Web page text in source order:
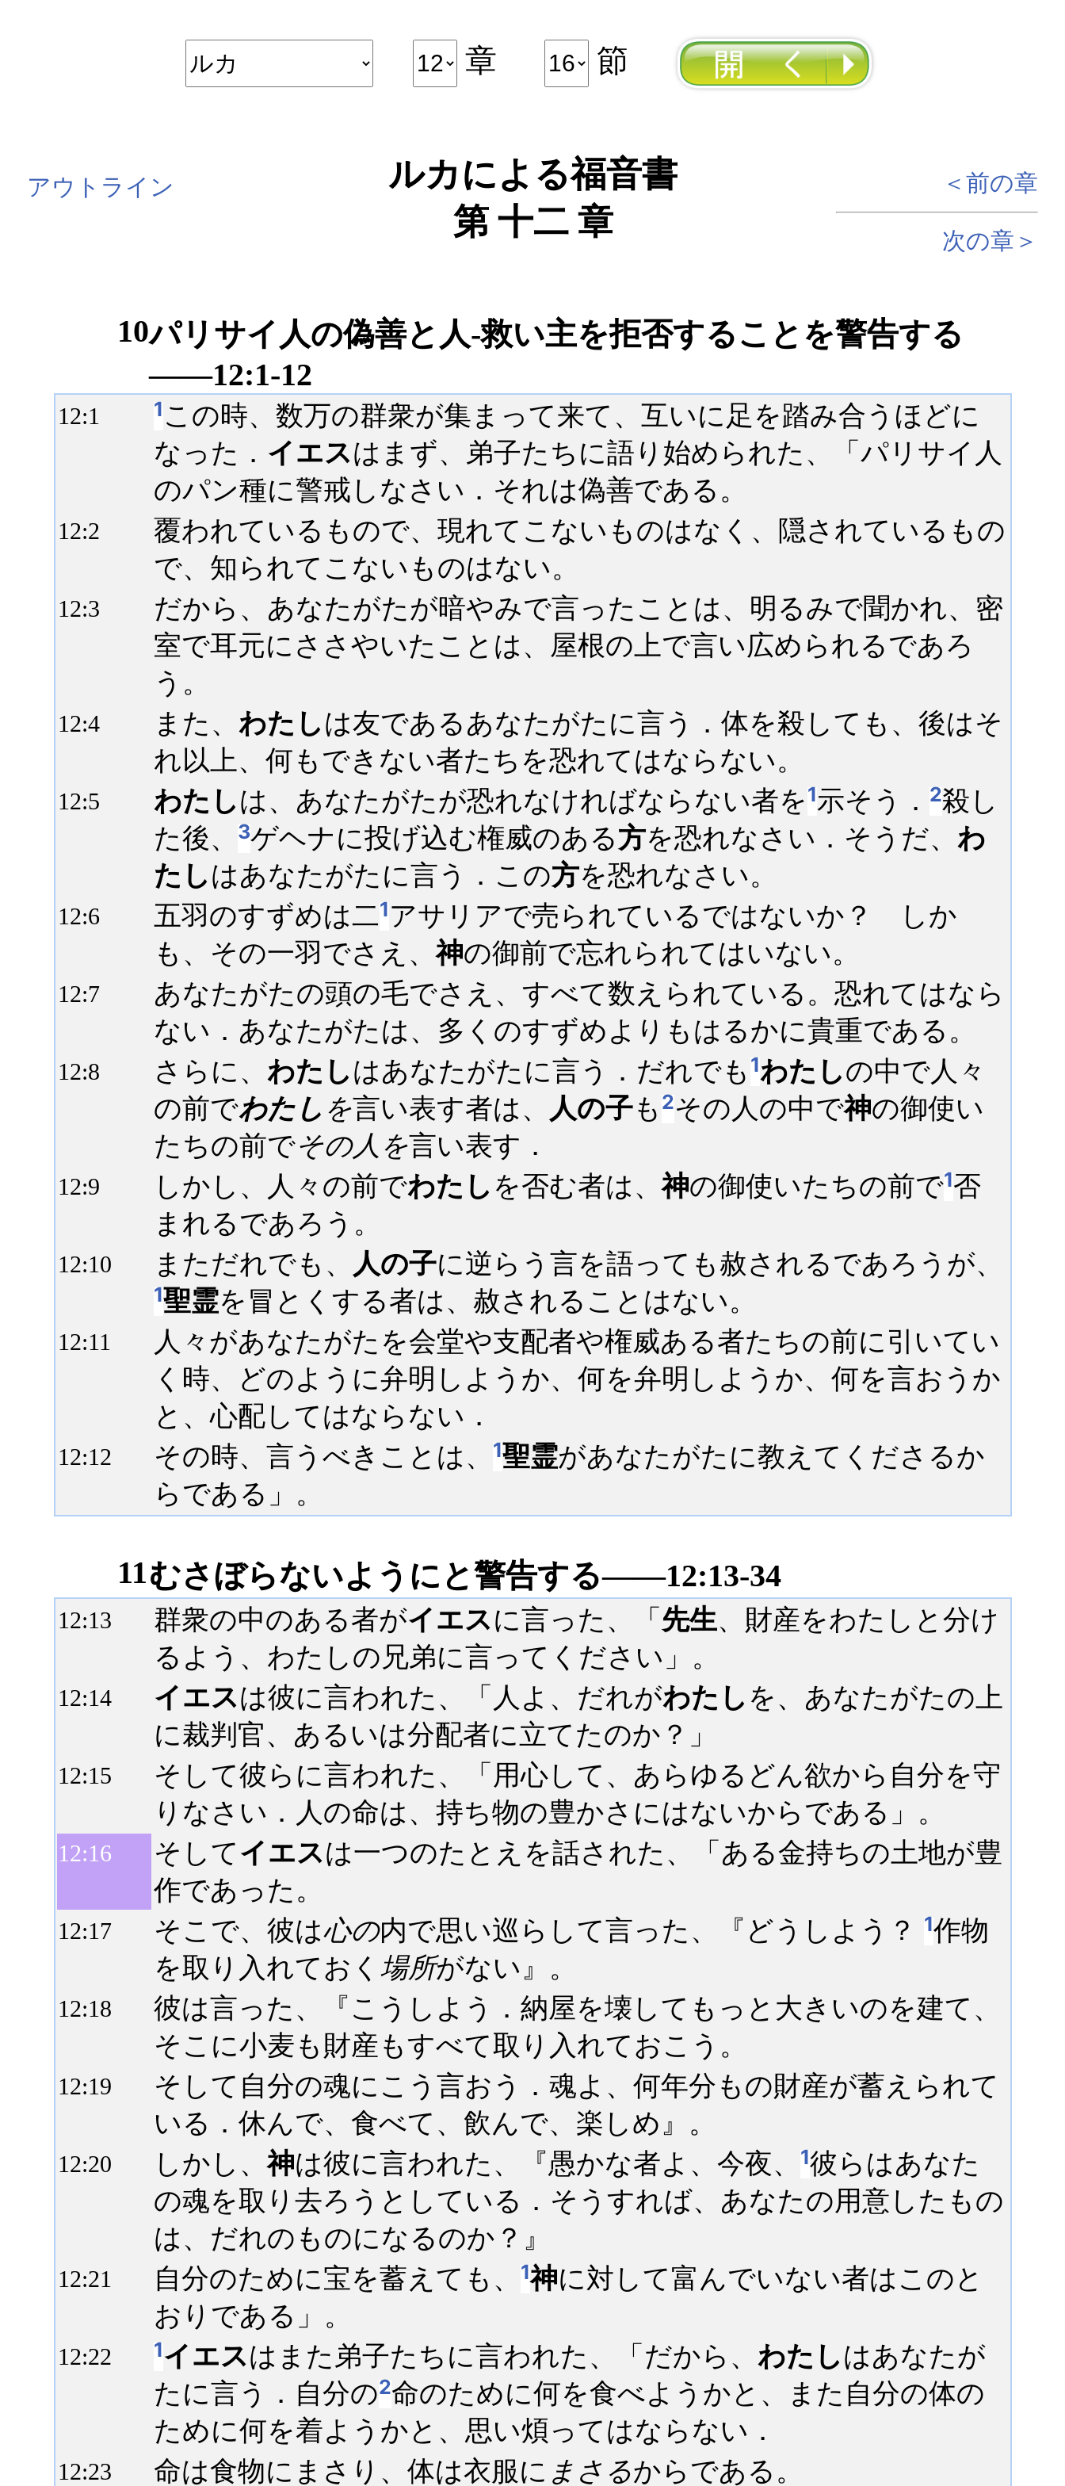
章 節
アウトライン
ルカによる福音書
第 十二 章
＜前の章
次の章＞
10パリサイ人の偽善と人-救い主を拒否することを警告する
――12:1-12
12:1 1 この時、数万の群衆が集まって来て、互いに足を踏み合うほどに
なった． イエスはまず、弟子たちに語り始められた、「パリサイ人
のパン種に警戒しなさい．それは偽善である。
12:2
覆われているもので、現れてこないものはなく、隠されているもの
で、知られてこないものはない。
12:3
だから、あなたがたが暗やみで言ったことは、明るみで聞かれ、密
室で耳元にささやいたことは、屋根の上で言い広められるであろ
う。
12:4 また、 わたしは友であるあなたがたに言う．体を殺しても、後はそ
れ以上、何もできない者たちを恐れてはならない。
12:5 わたしは、あなたがたが恐れなければならない者を1示そう． 2殺し
た後、
3ゲヘナに投げ込む権威のある方を恐れなさい．そうだ、 わ
たしはあなたがたに言う．この方を恐れなさい。
12:6 五羽のすずめは二1アサリアで売られているではないか？ しか
も、その一羽でさえ、神の御前で忘れられてはいない。
12:7
あなたがたの頭の毛でさえ、すべて数えられている。恐れてはなら
ない．あなたがたは、多くのすずめよりもはるかに貴重である。
12:8 さらに、 わたしはあなたがたに言う．だれでも 1わたしの中で人々
の前でわたし を言い表す者は、 人の子も 2その人の中で神の御使い
たちの前でその人を言い表す．
12:9 しかし、人々の前でわたし を否む者は、神の御使いたちの前で1否
まれるであろう。
12:10 まただれでも、 人の子に逆らう言を語っても赦されるであろうが、
1聖霊を冒とくする者は、赦されることはない。
12:11
人々があなたがたを会堂や支配者や権威ある者たちの前に引いてい
く時、どのように弁明しようか、何を弁明しようか、何を言おうか
と、心配してはならない．
12:12 その時、言うべきことは、 1聖霊があなたがたに教えてくださるか
らである」。
11むさぼらないようにと警告する――12:13-34
12:13 群衆の中のある者がイエスに言った、「先生、財産をわたしと分け
るよう、わたしの兄弟に言ってください」。
12:14 イエスは彼に言われた、「人よ、だれがわたし を、あなたがたの上
に裁判官、あるいは分配者に立てたのか？」
12:15
そして彼らに言われた、「用心して、あらゆるどん欲から自分を守
りなさい．人の命は、持ち物の豊かさにはないからである」。
12:16 そしてイエスは一つのたとえを話された、「ある金持ちの土地が豊
作であった。
12:17 そこで、彼は心の内で思い巡らして言った、『どうしよう？ 1作物
を取り入れておく 場所がない』。
12:18
彼は言った、『こうしよう．納屋を壊してもっと大きいのを建て、
そこに小麦も財産もすべて取り入れておこう。
12:19
そして自分の魂にこう言おう．魂よ、何年分もの財産が蓄えられて
いる．休んで、食べて、飲んで、楽しめ』。
12:20 しかし、神は彼に言われた、『愚かな者よ、今夜、 1彼らはあなた
の魂を取り去ろうとしている．そうすれば、あなたの用意したもの
は、だれのものになるのか？』
12:21 自分のために宝を蓄えても、 1神に対して富んでいない者はこのと
おりである」。
12:22 1イエスはまた弟子たちに言われた、「だから、 わたしはあなたが
たに言う．自分の2命のために何を食べようかと、また自分の体の
ために何を着ようかと、思い煩ってはならない．
12:23 命は食物にまさり、体は衣服に まさるからである。